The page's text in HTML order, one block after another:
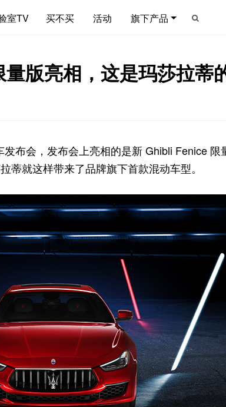
室TV 买不买 活动 旗下产品
版亮相，这是玛莎拉蒂
布会，发布会上亮相的是新 Ghibli Fenice 限
蒂就这样带来了品牌旗下首款混动车型。